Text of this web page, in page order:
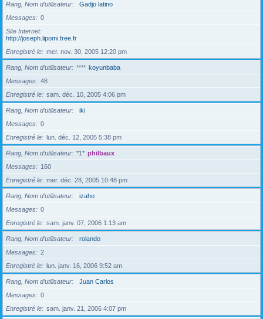
Rang, Nom d’utilisateur
Gadjo latino
Messages
0
Site Internet
http://joseph.lipomi.free.fr
Enregistré le
mer. nov. 30, 2005 12:20 pm
Rang, Nom d’utilisateur **** koyunbaba
Messages
48
Enregistré le
sam. déc. 10, 2005 4:06 pm
Rang, Nom d’utilisateur
iki
Messages
0
Enregistré le
lun. déc. 12, 2005 5:38 pm
Rang, Nom d’utilisateur *1* philbaux
Messages
160
Enregistré le
mer. déc. 28, 2005 10:48 pm
Rang, Nom d’utilisateur
izaho
Messages
0
Enregistré le
sam. janv. 07, 2006 1:13 am
Rang, Nom d’utilisateur
rolando
Messages
2
Enregistré le
lun. janv. 16, 2006 9:52 am
Rang, Nom d’utilisateur
Juan Carlos
Messages
0
Enregistré le
sam. janv. 21, 2006 4:07 pm